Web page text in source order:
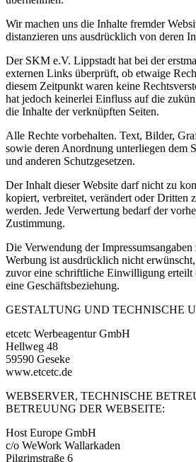
Wir machen uns die Inhalte fremder
distanzieren uns ausdrücklich von deren
Der SKM e.V. Lippstadt hat bei der
externen Links überprüft, ob etwaige
diesem Zeitpunkt waren keine
hat jedoch keinerlei Einfluss auf die
die Inhalte der verknüpften Seiten.
Alle Rechte vorbehalten. Text, Bilder,
sowie deren Anordnung unterliegen dem
und anderen Schutzgesetzen.
Der Inhalt dieser Website darf nicht zu
kopiert, verbreitet, verändert oder Dritten
werden. Jede Verwertung bedarf der
Zustimmung.
Die Verwendung der
Werbung ist ausdrücklich nicht
zuvor eine schriftliche Einwilligung erteilt
eine Geschäftsbeziehung.
GESTALTUNG UND TECHNISCHE
etcetc Werbeagentur GmbH
Hellweg 48
59590 Geseke
www.etcetc.de
WEBSERVER, TECHNISCHE
BETREUUNG DER WEBSEITE:
Host Europe GmbH
c/o WeWork Wallarkaden
Pilgrimstraße 6